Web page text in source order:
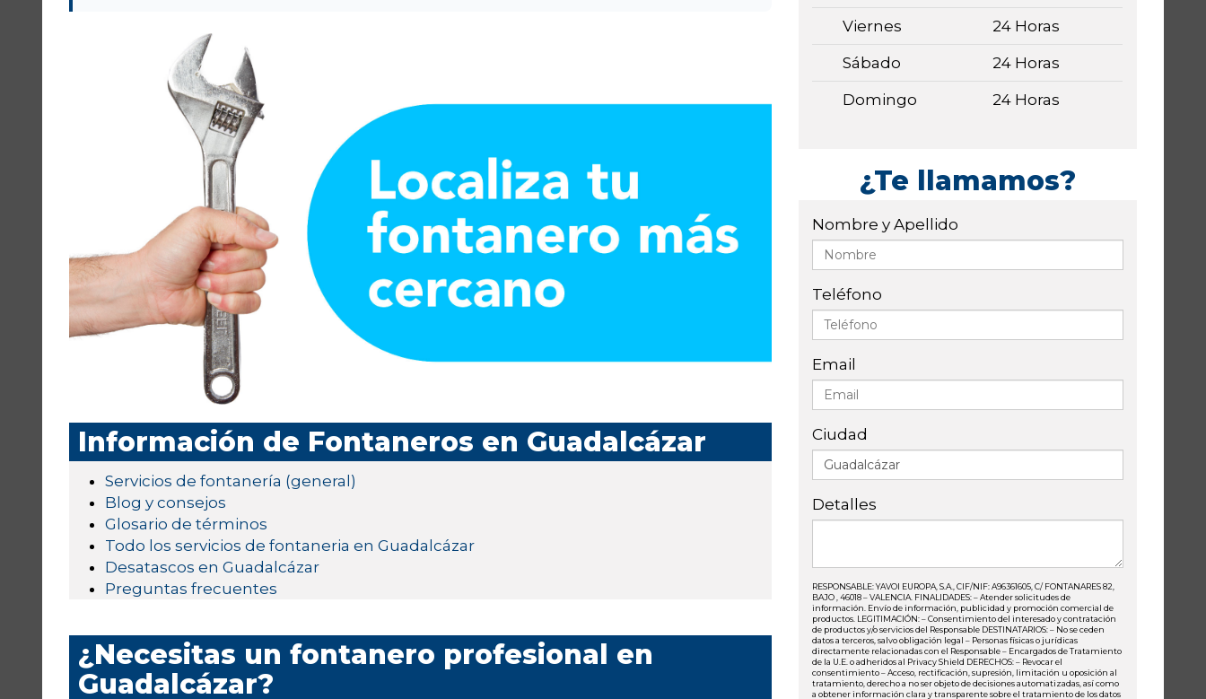
Información de Fontaneros en Guadalcázar
Servicios de fontanería (general)
Blog y consejos
Glosario de términos
Todo los servicios de fontaneria en Guadalcázar
Desatascos en Guadalcázar
Preguntas frecuentes
¿Necesitas un fontanero profesional en
Guadalcázar?
Viernes 24 Horas
Sábado 24 Horas
Domingo 24 Horas
¿Te llamamos?
Nombre y Apellido
Teléfono
Email
Ciudad
Detalles
RESPONSABLE: YAVOI EUROPA, S.A., CIF/NIF: A96361605, C/ FONTANARES 82,
BAJO , 46018 – VALENCIA. FINALIDADES: – Atender solicitudes de
información. Envío de información, publicidad y promoción comercial de
productos. LEGITIMACIÓN: – Consentimiento del interesado y contratación
de productos y/o servicios del Responsable DESTINATARIOS: – No se ceden
datos a terceros, salvo obligación legal – Personas físicas o jurídicas
directamente relacionadas con el Responsable – Encargados de Tratamiento
de la U.E. o adheridos al Privacy Shield DERECHOS: – Revocar el
consentimiento – Acceso, rectificación, supresión, limitación u oposición al
tratamiento, derecho a no ser objeto de decisiones automatizadas, así como
a obtener información clara y transparente sobre el tratamiento de los datos